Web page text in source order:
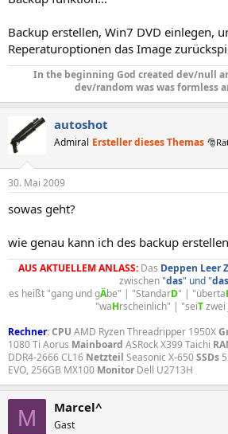
Backup erstellen, Win7 DVD einlegen,
Reperaturoptionen das Image
In the beginning God created dev/null
dev/random was was formless
autoshot
Admiral Ersteller dieses Themas
30. Mai 2009
sowas geht?
wie genau kann ich des backup
AUS AKTUELLEM ANLASS:Das Deppen Leer
zwischen"das" und "
es heißt "gang und gÄbe" | "StandarD" | "überta
"waHrscheinlich" | "seiTzwei
Rechner:CPU AMD Ryzen Threadripper 1950X
1080 Ti Aorus Mainboard ASRock X399 Taichi
DDR4-2666 CL16 Netzteil Seasonic X-650SSDs
EVO, 256GB MX100 Monitor Dell U2713H
M Marcel^
Gast